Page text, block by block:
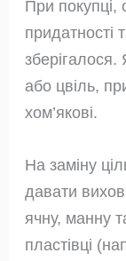
При покупці,
придатності
зберігалося.
або цвіль,
хом’якові.
На заміну
давати
ячну, манну
пластівці